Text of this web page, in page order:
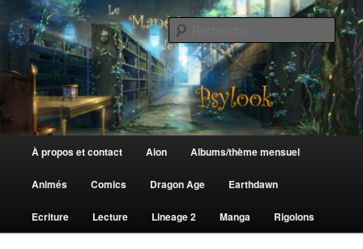
au
contenu
principalLe Manège de Psylook
principal
À propos et contact Aion Albums/thème mensuel
Animés Comics Dragon Age Earthdawn
Ecriture Lecture Lineage 2 Manga Rigolons